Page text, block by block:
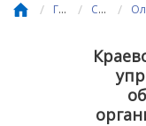
/ Главная / События /